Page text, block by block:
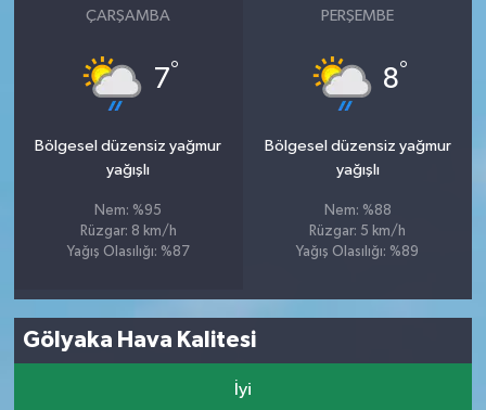
ÇARŞAMBA
7°
Bölgesel düzensiz yağmur
yağışlı
Nem: %95
Rüzgar: 8 km/h
Yağış Olasılığı: %87
PERŞEMBE
8°
Bölgesel düzensiz yağmur
yağışlı
Nem: %88
Rüzgar: 5 km/h
Yağış Olasılığı: %89
Gölyaka Hava Kalitesi
İyi